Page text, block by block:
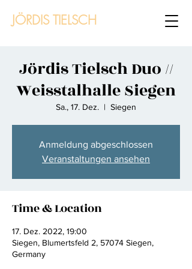
JÖRDIS TIELSCH
Jördis Tielsch Duo //
Weisstalhalle Siegen
Sa., 17. Dez.
  |
Siegen
Anmeldung abgeschlossen
Veranstaltungen ansehen
Time & Location
17. Dez. 2022, 19:00
Siegen, Blumertsfeld 2, 57074 Siegen,
Germany